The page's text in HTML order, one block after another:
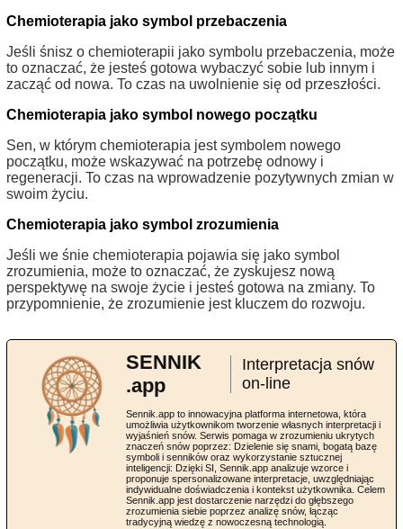
Chemioterapia jako symbol przebaczenia
Jeśli śnisz o chemioterapii jako symbolu przebaczenia, może
to oznaczać, że jesteś gotowa wybaczyć sobie lub innym i
zacząć od nowa. To czas na uwolnienie się od przeszłości.
Chemioterapia jako symbol nowego początku
Sen, w którym chemioterapia jest symbolem nowego
początku, może wskazywać na potrzebę odnowy i
regeneracji. To czas na wprowadzenie pozytywnych zmian w
swoim życiu.
Chemioterapia jako symbol zrozumienia
Jeśli we śnie chemioterapia pojawia się jako symbol
zrozumienia, może to oznaczać, że zyskujesz nową
perspektywę na swoje życie i jesteś gotowa na zmiany. To
przypomnienie, że zrozumienie jest kluczem do rozwoju.
SENNIK
.app
Interpretacja snów
on-line
Sennik.app to innowacyjna platforma internetowa, która
umożliwia użytkownikom tworzenie własnych interpretacji i
wyjaśnień snów. Serwis pomaga w zrozumieniu ukrytych
znaczeń snów poprzez: Dzielenie się snami, bogatą bazę
symboli i senników oraz wykorzystanie sztucznej
inteligencji: Dzięki SI, Sennik.app analizuje wzorce i
proponuje spersonalizowane interpretacje, uwzględniając
indywidualne doświadczenia i kontekst użytkownika. Celem
Sennik.app jest dostarczenie narzędzi do głębszego
zrozumienia siebie poprzez analizę snów, łącząc
tradycyjną wiedzę z nowoczesną technologią.